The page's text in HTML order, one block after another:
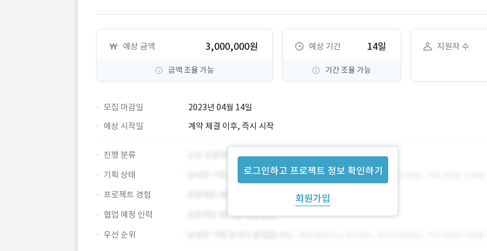
예상 금액 3,000,000원
금액 조율 가능
예상 기간 14일
기간 조율 가능
지원자 수
모집 마감일 2023년 04월 14일
로그인하고 프로젝트 정보 확인하기
회원가입
예상 시작일 계약 체결 이후, 즉시 시작
진행 분류
기획 상태
프로젝트 경험
협업 예정 인력
우선 순위